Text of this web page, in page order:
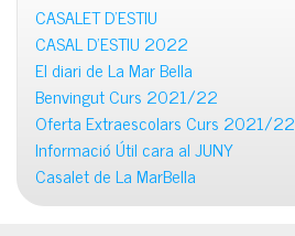
CASALET D’ESTIU
CASAL D’ESTIU 2022
El diari de La Mar Bella
Benvingut Curs 2021/22
Oferta Extraescolars Curs 2021/22
Informació Útil cara al JUNY
Casalet de La MarBella